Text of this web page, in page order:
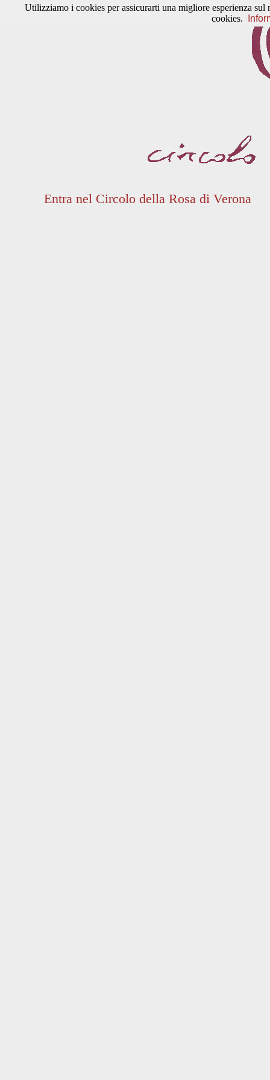
Entra nel Circolo della Rosa di Verona
Utilizziamo i cookies per assicurarti una migliore esperienza
cookies.